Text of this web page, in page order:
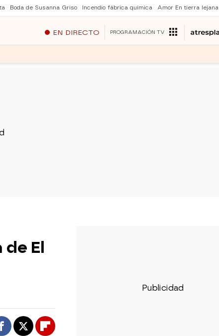
Boda de Susanna Griso Incendio fábrica química Amor En tierra lejana
EN DIRECTO PROGRAMACIÓN TV
El
Facebook
X Flipboard